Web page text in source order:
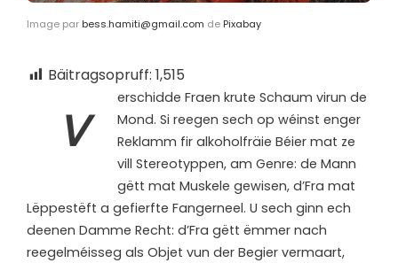
Image par bess.hamiti@gmail.com de Pixabay
Bäitragsopruff: 1,515
V
erschidde Fraen krute Schaum virun de
Mond. Si reegen sech op wéinst enger
Reklamm fir alkoholfräie Béier mat ze
vill Stereotyppen, am Genre: de Mann
gëtt mat Muskele gewisen, d’Fra mat
Lëppestëft a gefierfte Fangerneel. U sech ginn ech
deenen Damme Recht: d’Fra gëtt ëmmer nach
reegelméisseg als Objet vun der Begier vermaart,